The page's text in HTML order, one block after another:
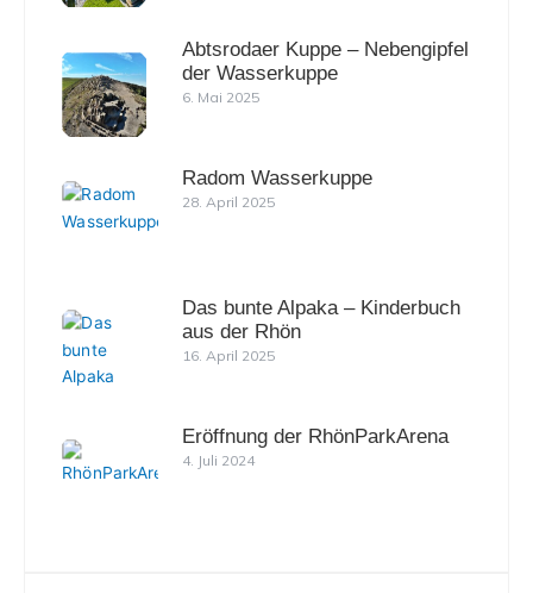
Abtsrodaer Kuppe – Nebengipfel
der Wasserkuppe
6. Mai 2025
Radom Wasserkuppe
28. April 2025
Das bunte Alpaka – Kinderbuch
aus der Rhön
16. April 2025
Eröffnung der RhönParkArena
4. Juli 2024